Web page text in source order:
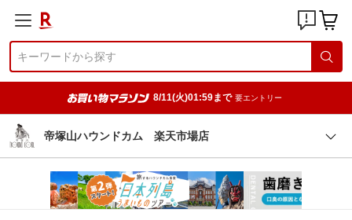
8/11(火)01:59まで 要エントリー
帝塚山ハウンドカム 楽天市場店